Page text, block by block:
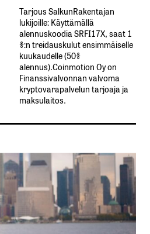
Tarjous SalkunRakentajan
lukijoille: Käyttämällä​ ​
alennuskoodia​ ​SRFI17X,​ ​saat​ ​1
%:n treidauskulut​ ​ensimmäiselle​ ​
kuukaudelle​ ​(50%​ ​
alennus).Coinmotion Oy on
Finanssivalvonnan valvoma
kryptovarapalvelun tarjoaja ja
maksulaitos.